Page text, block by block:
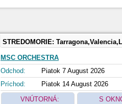
STREDOMORIE:
MSC ORCHESTRA
Odchod:
Piatok 7 August 2026
Príchod:
Piatok 14 August 2026
VNÚTORNÁ:
S